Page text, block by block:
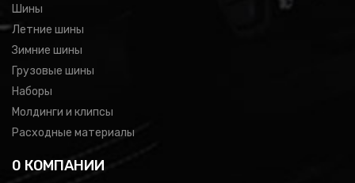
Шины
Летние шины
Зимние шины
Грузовые шины
Наборы
Молдинги и клипсы
Расходные материалы
0 КОМПАНИИ